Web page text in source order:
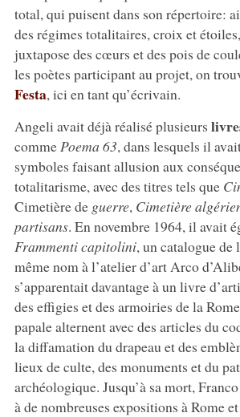
total, qui puisent dans son répertoire:
des régimes totalitaires, croix et
juxtapose des cœurs et des pois de
les poètes participant au projet, on
Festa, ici en tant qu’écrivain.
Angeli avait déjà réalisé plusieurs
commePoema 63, dans lesquels il
symboles faisant allusion aux
totalitarisme, avec des titres tels que
Cimetière de guerre, Cimetière
partisans. En novembre 1964, il avait
Frammenti capitolini, un catalogue de
même nom à l’atelier d’art Arco
s’apparentait davantage à un livre
des effigies et des armoiries de la
papale alternent avec des articles du
la diffamation du drapeau et des
lieux de culte, des monuments et du
archéologique. Jusqu’à sa mort,
à de nombreuses expositions à Rome